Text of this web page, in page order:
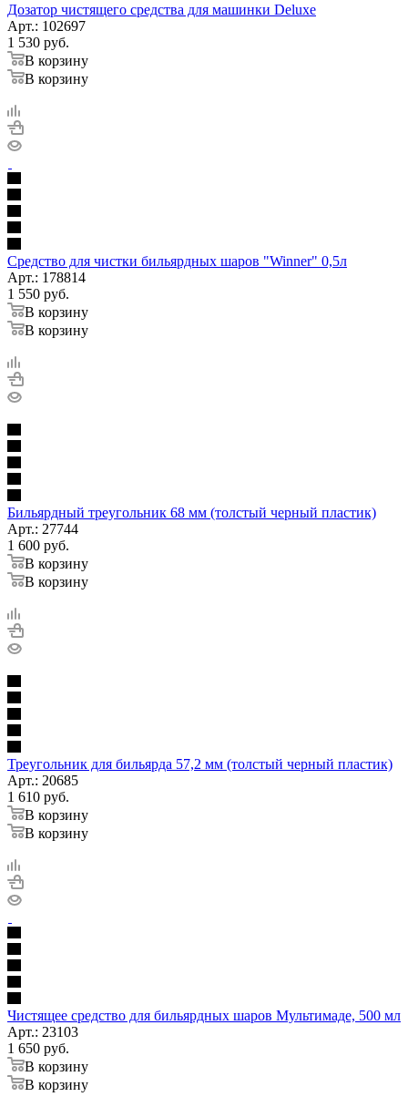
Дозатор чистящего средства для машинки Deluxe
Арт.: 102697
1 530 руб.
В корзину
В корзину
Средство для чистки бильярдных шаров "Winner" 0,5л
Арт.: 178814
1 550 руб.
В корзину
В корзину
Бильярдный треугольник 68 мм (толстый черный пластик)
Арт.: 27744
1 600 руб.
В корзину
В корзину
Треугольник для бильярда 57,2 мм (толстый черный пластик)
Арт.: 20685
1 610 руб.
В корзину
В корзину
Чистящее средство для бильярдных шаров Мультимаде, 500 мл
Арт.: 23103
1 650 руб.
В корзину
В корзину